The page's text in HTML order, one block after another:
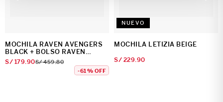
MOCHILA RAVEN AVENGERS
BLACK + BOLSO RAVEN
AVENGERS BLACK
S/ 179.90S/459.80
-61 % OFF
NUEVO
MOCHILA LETIZIA BEIGE
S/ 229.90